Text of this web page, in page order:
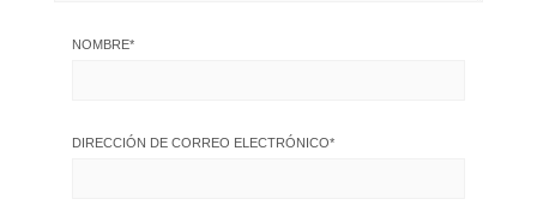
NOMBRE*
DIRECCIÓN DE CORREO ELECTRÓNICO*